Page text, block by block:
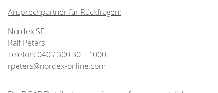
Ansprechpartner für Rückfragen:
Nordex SE
Ralf Peters
Telefon: 040 / 300 30 – 1000
rpeters@nordex-online.com